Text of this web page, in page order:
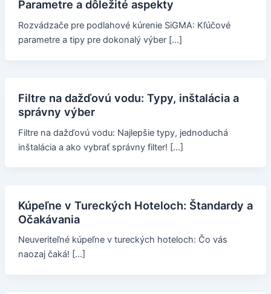
Parametre a dôležité aspekty
Rozvádzače pre podlahové kúrenie SiGMA: Kľúčové
parametre a tipy pre dokonalý výber […]
Filtre na dažďovú vodu: Typy, inštalácia a
správny výber
Filtre na dažďovú vodu: Najlepšie typy, jednoduchá
inštalácia a ako vybrať správny filter! […]
Kúpeľne v Tureckých Hoteloch: Štandardy a
Očakávania
Neuveriteľné kúpeľne v tureckých hoteloch: Čo vás
naozaj čaká! […]